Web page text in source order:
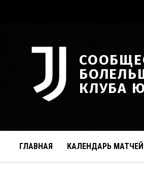
КЛУБА
ГЛАВНАЯ КАЛЕНДАРЬ МАТЧЕЙ